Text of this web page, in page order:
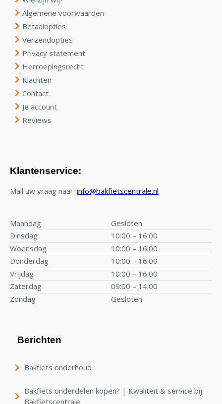
Algemene voorwaarden
Betaalopties
Verzendopties
Privacy statement
Herroepingsrecht
Klachten
Contact
Je account
Reviews
Klantenservice:
Mail uw vraag naar: info@bakfietscentrale.nl
Maandag
Gesloten
Dinsdag
10:00 – 16:00
Woensdag
10:00 – 16:00
Donderdag
10:00 – 16:00
Vrijdag
10:00 – 16:00
Zaterdag
09:00 – 14:00
Zondag
Gesloten
Berichten
Bakfiets onderhoud
Bakfiets onderdelen kopen? | Kwaliteit & service bij
Bakfietscentrale